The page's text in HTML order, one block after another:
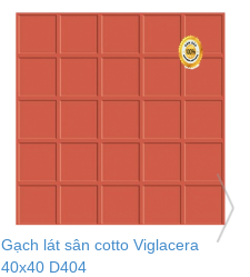
Gạch lát sân tráng men Mikado
GLM4040MX